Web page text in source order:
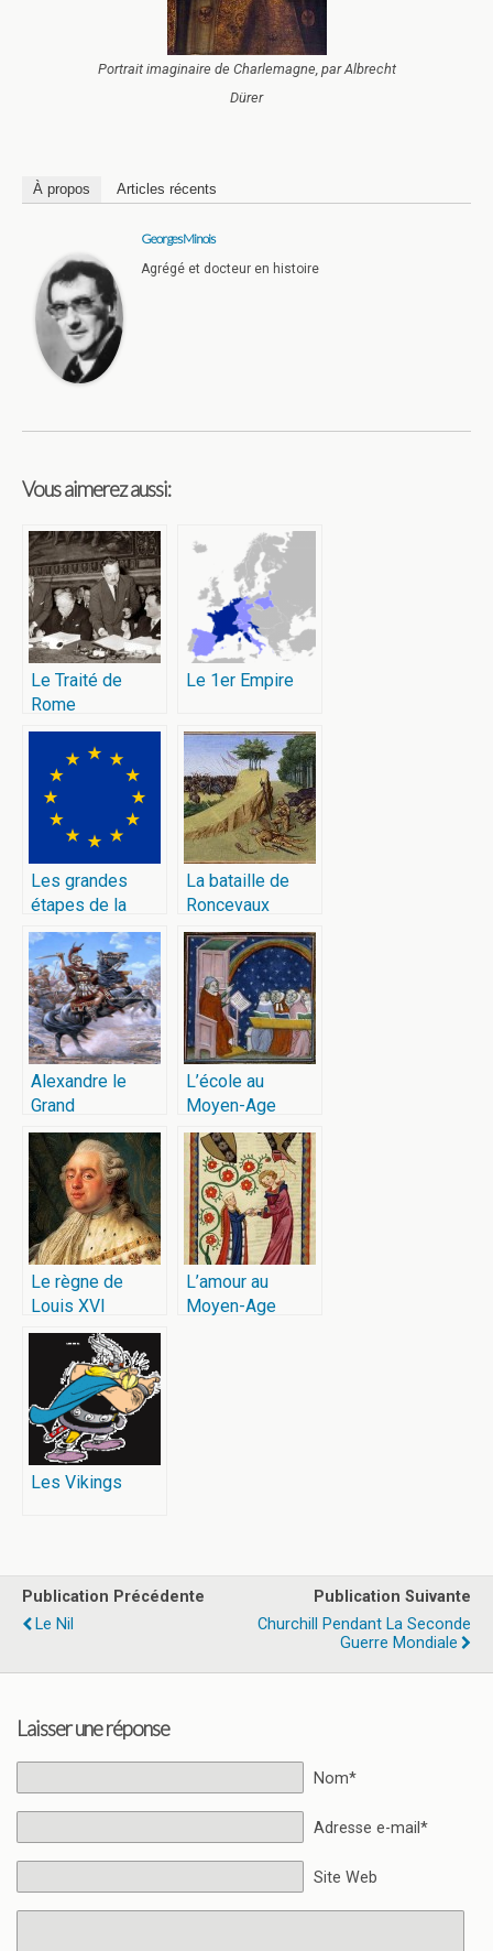
Portrait imaginaire de Charlemagne, par Albrecht
Dürer
À propos Articles récents
Georges Minois
Agrégé et docteur en histoire
Vous aimerez aussi:
Le Traité de
Rome
Le 1er Empire
Les grandes
étapes de la
construction
européenne
La bataille de
Roncevaux
Alexandre le
Grand
L’école au
Moyen-Age
Le règne de
Louis XVI
L’amour au
Moyen-Age
Les Vikings
Publication Précédente
Le Nil
Publication Suivante
Churchill Pendant La Seconde
Guerre Mondiale
Laisser une réponse
Nom*
Adresse e-mail*
Site Web